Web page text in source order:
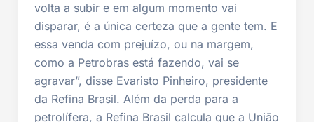
volta a subir e em algum momento vai
disparar, é a única certeza que a gente tem. E
essa venda com prejuízo, ou na margem,
como a Petrobras está fazendo, vai se
agravar”, disse Evaristo Pinheiro, presidente
da Refina Brasil. Além da perda para a
petrolífera, a Refina Brasil calcula que a União